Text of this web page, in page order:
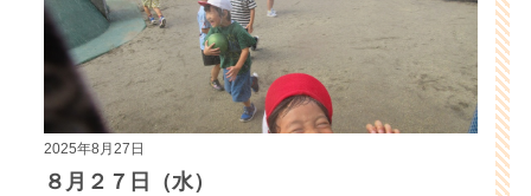
2025年8月27日
８月２７日（水）